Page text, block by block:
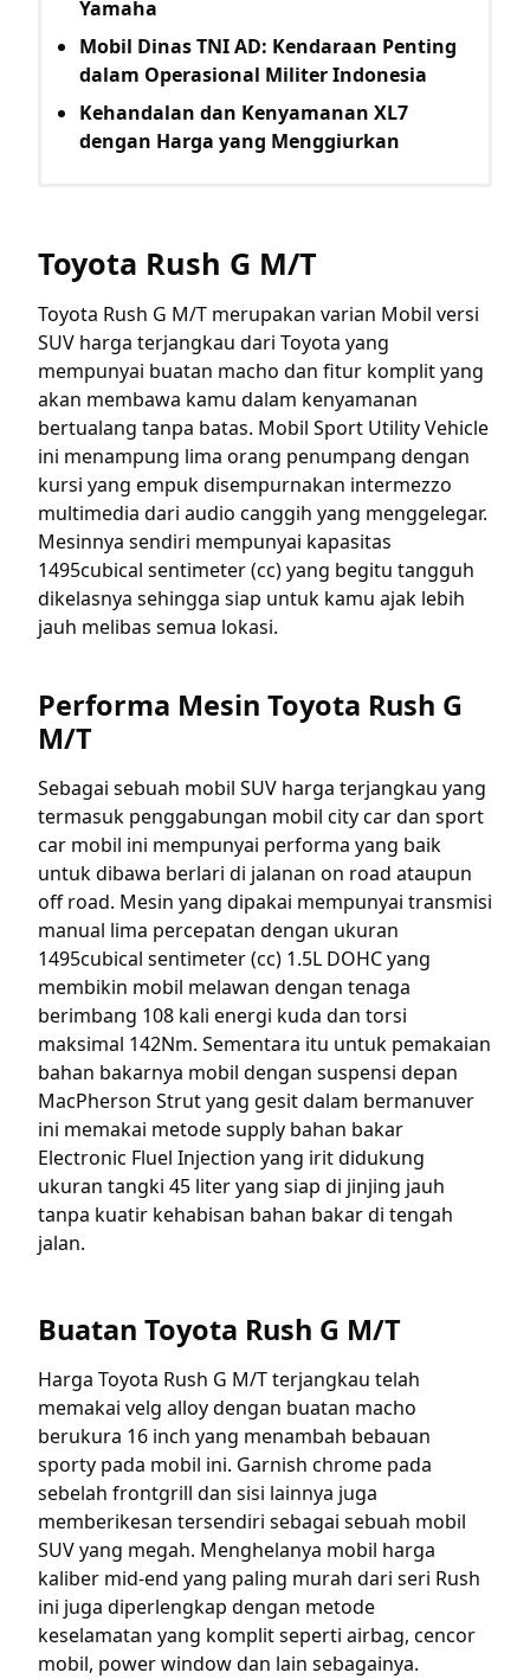
Yamaha
Mobil Dinas TNI AD: Kendaraan Penting
dalam Operasional Militer Indonesia
Kehandalan dan Kenyamanan XL7
dengan Harga yang Menggiurkan
Toyota Rush G M/T
Toyota Rush G M/T merupakan varian Mobil versi
SUV harga terjangkau dari Toyota yang
mempunyai buatan macho dan fitur komplit yang
akan membawa kamu dalam kenyamanan
bertualang tanpa batas. Mobil Sport Utility Vehicle
ini menampung lima orang penumpang dengan
kursi yang empuk disempurnakan intermezzo
multimedia dari audio canggih yang menggelegar.
Mesinnya sendiri mempunyai kapasitas
1495cubical sentimeter (cc) yang begitu tangguh
dikelasnya sehingga siap untuk kamu ajak lebih
jauh melibas semua lokasi.
Performa Mesin Toyota Rush G
M/T
Sebagai sebuah mobil SUV harga terjangkau yang
termasuk penggabungan mobil city car dan sport
car mobil ini mempunyai performa yang baik
untuk dibawa berlari di jalanan on road ataupun
off road. Mesin yang dipakai mempunyai transmisi
manual lima percepatan dengan ukuran
1495cubical sentimeter (cc) 1.5L DOHC yang
membikin mobil melawan dengan tenaga
berimbang 108 kali energi kuda dan torsi
maksimal 142Nm. Sementara itu untuk pemakaian
bahan bakarnya mobil dengan suspensi depan
MacPherson Strut yang gesit dalam bermanuver
ini memakai metode supply bahan bakar
Electronic Fluel Injection yang irit didukung
ukuran tangki 45 liter yang siap di jinjing jauh
tanpa kuatir kehabisan bahan bakar di tengah
jalan.
Buatan Toyota Rush G M/T
Harga Toyota Rush G M/T terjangkau telah
memakai velg alloy dengan buatan macho
berukura 16 inch yang menambah bebauan
sporty pada mobil ini. Garnish chrome pada
sebelah frontgrill dan sisi lainnya juga
memberikesan tersendiri sebagai sebuah mobil
SUV yang megah. Menghelanya mobil harga
kaliber mid-end yang paling murah dari seri Rush
ini juga diperlengkap dengan metode
keselamatan yang komplit seperti airbag, cencor
mobil, power window dan lain sebagainya.